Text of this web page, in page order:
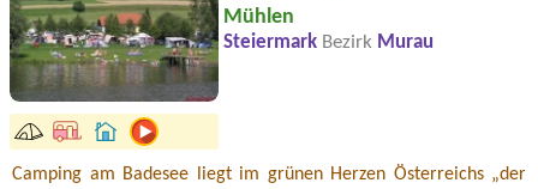
Mühlen
Steiermark Bezirk Murau
Camping am Badesee liegt im grünen Herzen Österreichs „der